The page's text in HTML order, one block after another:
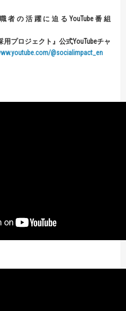
者の活躍に迫る YouTube番組
用プロジェクト 』 公式YouTubeチャ
@socialimpact_en